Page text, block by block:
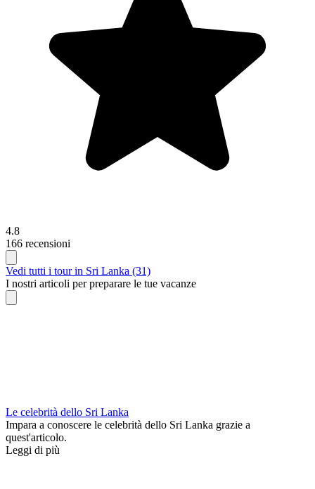
4.8
166 recensioni
Vedi tutti i tour in Sri Lanka (31)
I nostri articoli per preparare le tue vacanze
Le celebrità dello Sri Lanka
Impara a conoscere le celebrità dello Sri Lanka grazie a
quest'articolo.
Leggi di più